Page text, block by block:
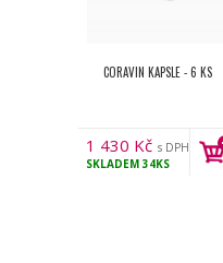
CORAVIN KAPSLE - 6 KS
1 430 Kč s DPH
SKLADEM34KS